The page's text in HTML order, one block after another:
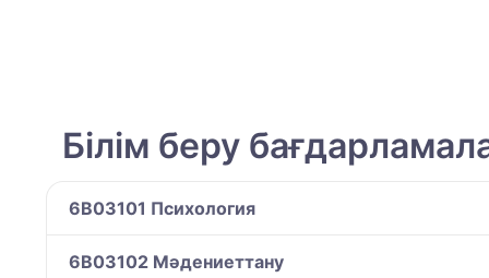
Білім беру
6B03101 Психология
6B03102 Мәдениеттану